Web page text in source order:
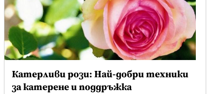
Катерливи рози: Най-добри техники
за катерене и поддръжка